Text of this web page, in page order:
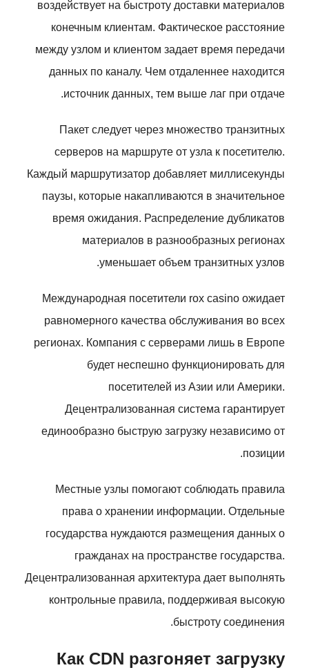
воздействует на быстроту доставки материалов
конечным клиентам. Фактическое расстояние
между узлом и клиентом задает время передачи
данных по каналу. Чем отдаленнее находится
источник данных, тем выше лаг при отдаче.
Пакет следует через множество транзитных
серверов на маршруте от узла к посетителю.
Каждый маршрутизатор добавляет миллисекунды
паузы, которые накапливаются в значительное
время ожидания. Распределение дубликатов
материалов в разнообразных регионах
уменьшает объем транзитных узлов.
Международная посетители rox casino ожидает
равномерного качества обслуживания во всех
регионах. Компания с серверами лишь в Европе
будет неспешно функционировать для
посетителей из Азии или Америки.
Децентрализованная система гарантирует
единообразно быструю загрузку независимо от
позиции.
Местные узлы помогают соблюдать правила
права о хранении информации. Отдельные
государства нуждаются размещения данных о
гражданах на пространстве государства.
Децентрализованная архитектура дает выполнять
контрольные правила, поддерживая высокую
быстроту соединения.
Как CDN разгоняет загрузку